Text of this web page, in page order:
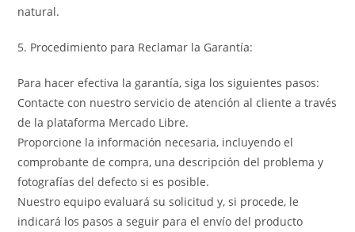
natural.
5. Procedimiento para Reclamar la Garantía:
Para hacer efectiva la garantía, siga los siguientes pasos:
Contacte con nuestro servicio de atención al cliente a través
de la plataforma Mercado Libre.
Proporcione la información necesaria, incluyendo el
comprobante de compra, una descripción del problema y
fotografías del defecto si es posible.
Nuestro equipo evaluará su solicitud y, si procede, le
indicará los pasos a seguir para el envío del producto